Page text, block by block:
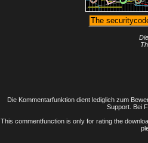
Die Kommentarfunktion dient lediglich zum
Support. Bei
This commentfunction is only for rating the